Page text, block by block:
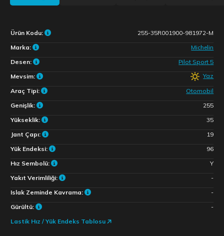
Ürün Kodu:
255-35R001900-981972-M
Marka:
Michelin
Desen:
Pilot Sport 5
Mevsim:
Yaz
Araç Tipi:
Otomobil
Genişlik:
255
Yükseklik:
35
Jant Çapı:
19
Yük Endeksi:
96
Hız Sembolü:
Y
Yakıt Verimliliği:
-
Islak Zeminde Kavrama:
-
Gürültü:
-
Lastik Hız / Yük Endeks Tablosu